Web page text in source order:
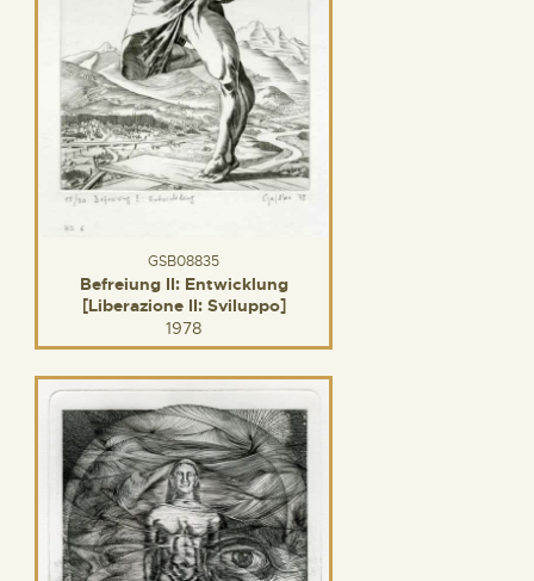
GSB08835
Befreiung II: Entwicklung
[Liberazione II: Sviluppo]
1978